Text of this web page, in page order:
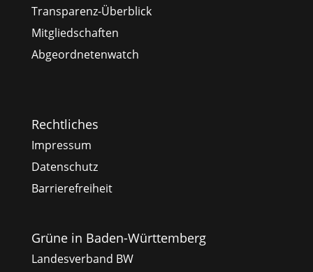
Transparenz-Überblick
Mitgliedschaften
Abgeordnetenwatch
Rechtliches
Impressum
Datenschutz
Barrierefreiheit
Grüne in Baden-Württemberg
Landesverband BW